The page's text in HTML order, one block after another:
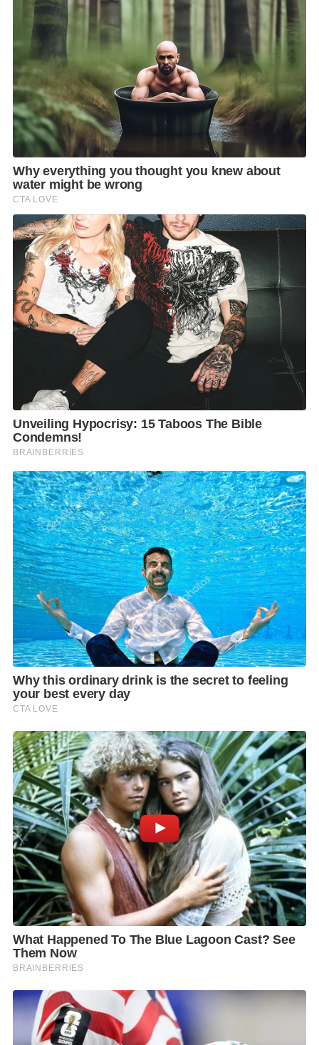
โดยเนื้องอกที่รังไข่ แบ่งเป็น 2 ประเภทใหญ่ๆ คือ
1. ก้อนเนื้อตัน เรียกว่า เนื้องอก
2. ถุงน้ำที่รังไข่ เรียกว่า ซีสต์ที่รังไข่
ถ้าก้อนหรือถุงน้ำขนาดเล็กจะไม่มีอาการ จะมีอาการก็ต่อ
เมื่อก้อนหรือซีสต์แตก ทำให้มีอาการปวดท้องเฉียบพลับ
อาจต้องผ่าตัดฉุกเฉินค่ะ โดยก้อนเนื้อหรือซีสต์ที่เกิดขึ้น
นั้นอาจจะไม่ได้กลายเป็นมะเร็งก็ได้นะคะ ดังนั้น ถ้าคลำ
พบก้อนก็อย่าเพิ่งตกใจไปนะคะ
สำหรับก้อนที่จะกลายเป็นมะเร็ง ช่วงแรกๆ จะไม่มีอาการ
ทำให้สังเกตได้ยาก กว่าจะรู้ตัว หรือแสดงอาการก็เป็นระ
ยะท้ายๆแล้ว อาการที่อาจสังเกตได้เช่น ท้องอืด เบื่อ
อาหาร น้ำหนักลด อาจคลำพบก้อนในท้องได้
วิธีการป้องกัน
ยังไม่มีวิธีใดที่สามารถป้องกันได้ 100% แต่วิธีการที่ดีที่สุด
ก็คือ การตรวจสุขภาพประจำปี โดยแนะนำให้ตรวจ
ภายในทุกปี อาจมีการตรวจอัลตร้าซาวด์ร่วมด้วย หรือส่ง
ตรวจพิเศษเพิ่มเติม เช่น MRI หรือ CT Scan ในช่องท้อง
กรณีคลำเจอก้อน หรือสงสัยว่ามีความผิดปกติค่ะ ดังนั้น
การตรวจภายในเป็นประจำทุกปีจึงเป็นสิ่งสำคัญมาก
สำหรับผู้หญิงเรานะคะ